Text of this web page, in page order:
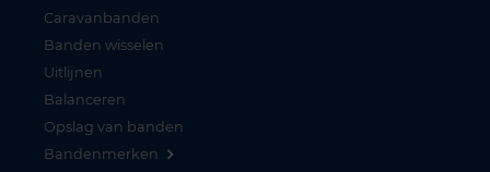
Caravanbanden
Banden wisselen
Uitlijnen
Balanceren
Opslag van banden
Bandenmerken